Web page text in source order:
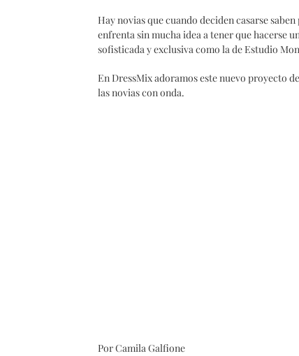
Hay novias que cuando deciden casarse
enfrenta sin mucha idea a tener que hacerse
sofisticada y exclusiva como la de Estudio
En DressMix adoramos este nuevo proyecto
las novias con onda.
Por Camila Galfione